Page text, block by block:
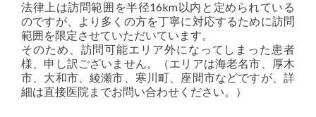
法律上は訪問範囲を半径16km以内と定められている
のですが、より多くの方を丁寧に対応するために訪問
範囲を限定させていただいています。
そのため、訪問可能エリア外になってしまった患者
様、申し訳ございません。（エリアは海老名市、厚木
市、大和市、綾瀬市、寒川町、座間市などですが、詳
細は直接医院までお問い合わせください。）